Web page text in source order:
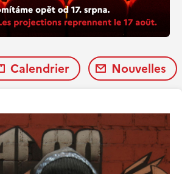
Calendrier Nouvelles